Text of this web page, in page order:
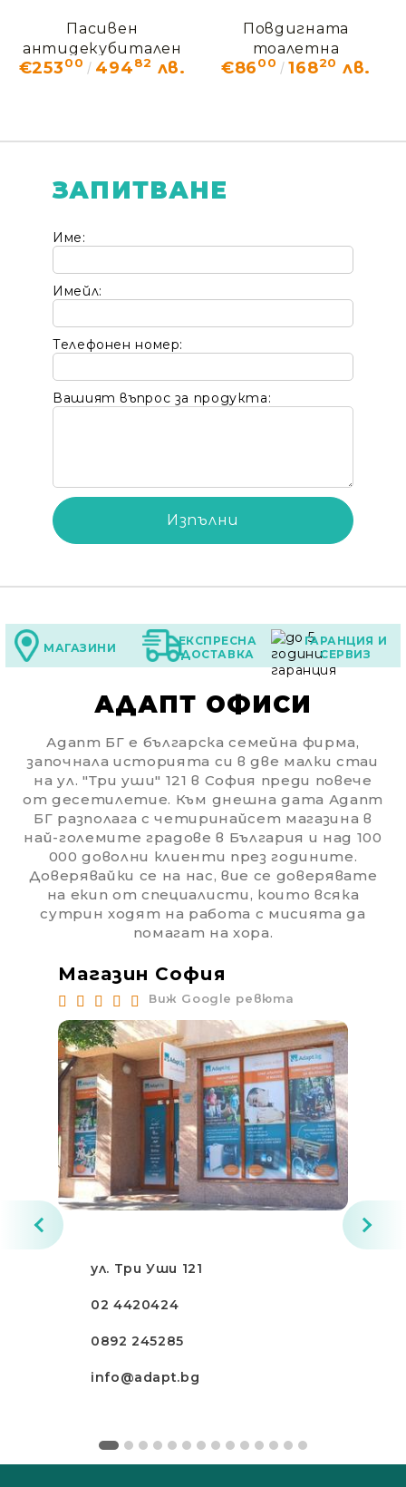
Пасивен
антидекубитален
дюшек Систам
€25300 49482 лв.
Повдигната
тоалетна
надстройка Drive T
€8600 16820 лв.
ЗАПИТВАНЕ
Име:
Имейл:
Телефонен номер:
Вашият въпрос за продукта:
МАГАЗИНИ
ЕКСПРЕСНА
ДОСТАВКА
ГАРАНЦИЯ И
СЕРВИЗ
АДАПТ ОФИСИ
Адапт БГ е българска семейна фирма,
започнала историята си в две малки стаи
на ул. "Три уши" 121 в София преди повече
от десетилетие. Към днешна дата Адапт
БГ разполага с четиринайсет магазина в
най-големите градове в България и над 100
000 доволни клиенти през годините.
Доверявайки се на нас, вие се доверявате
на екип от специалисти, които всяка
сутрин ходят на работа с мисията да
помагат на хора.
Магазин София
Виж Google ревюта
ул. Три Уши 121
02 4420424
0892 245285
info@adapt.bg